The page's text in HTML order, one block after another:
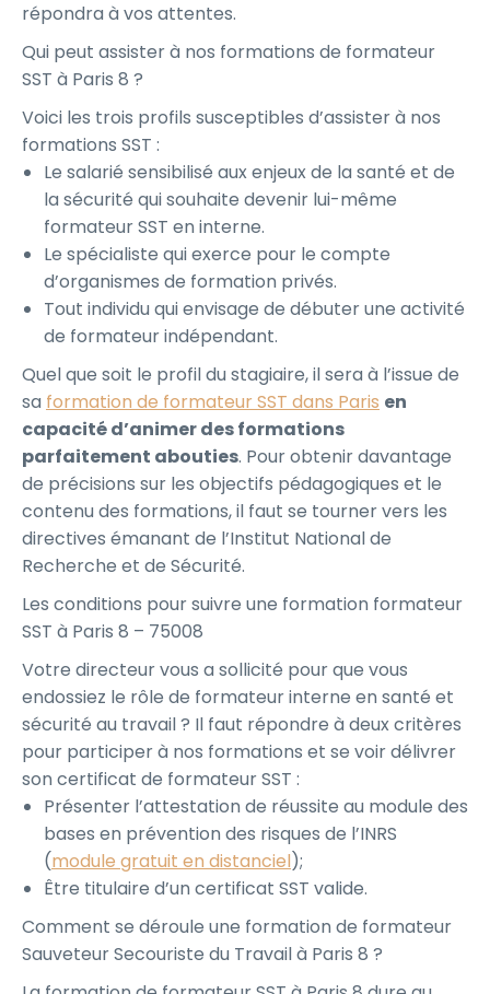
répondra à vos attentes.
Qui peut assister à nos formations de formateur
SST à Paris 8 ?
Voici les trois profils susceptibles d’assister à nos
formations SST :
Le salarié sensibilisé aux enjeux de la santé et de
la sécurité qui souhaite devenir lui-même
formateur SST en interne.
Le spécialiste qui exerce pour le compte
d’organismes de formation privés.
Tout individu qui envisage de débuter une activité
de formateur indépendant.
Quel que soit le profil du stagiaire, il sera à l’issue de
sa formation de formateur SST dans Paris en
capacité d’animer des formations
parfaitement abouties. Pour obtenir davantage
de précisions sur les objectifs pédagogiques et le
contenu des formations, il faut se tourner vers les
directives émanant de l’Institut National de
Recherche et de Sécurité.
Les conditions pour suivre une formation formateur
SST à Paris 8 – 75008
Votre directeur vous a sollicité pour que vous
endossiez le rôle de formateur interne en santé et
sécurité au travail ? Il faut répondre à deux critères
pour participer à nos formations et se voir délivrer
son certificat de formateur SST :
Présenter l’attestation de réussite au module des
bases en prévention des risques de l’INRS
(module gratuit en distanciel);
Être titulaire d’un certificat SST valide.
Comment se déroule une formation de formateur
Sauveteur Secouriste du Travail à Paris 8 ?